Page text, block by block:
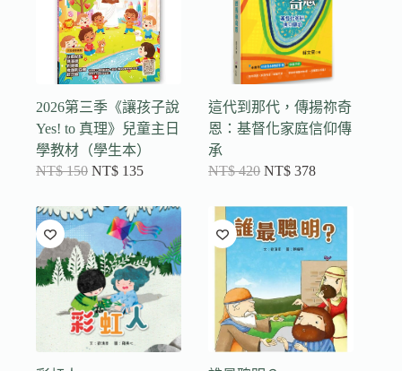
2026第三季《讓孩子說
Yes! to 真理》兒童主日
學教材（學生本）
NT$150 NT$ 135
這代到那代，傳揚祢奇
恩：基督化家庭信仰傳
承
NT$420 NT$ 378